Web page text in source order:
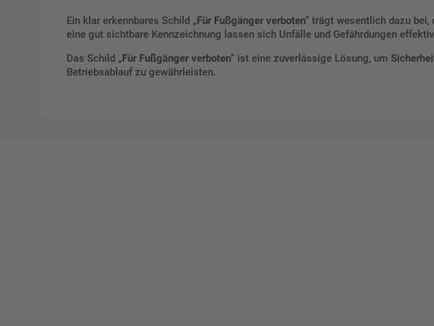
Ein klar erkennbares Schild „Für Fußgänger verboten“ trägt wesentlich dazu bei,
eine gut sichtbare Kennzeichnung lassen sich Unfälle und Gefährdungen
Das Schild „Für Fußgänger verboten“ ist eine zuverlässige Lösung, um
Betriebsablauf zu gewährleisten.